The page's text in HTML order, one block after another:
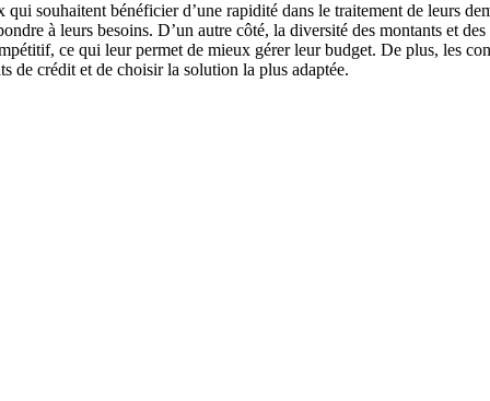
souhaitent bénéficier d’une rapidité dans le traitement de leurs
à leurs besoins. D’un autre côté, la diversité des montants et
ce qui leur permet de mieux gérer leur budget. De plus, les
de crédit et de choisir la solution la plus adaptée.